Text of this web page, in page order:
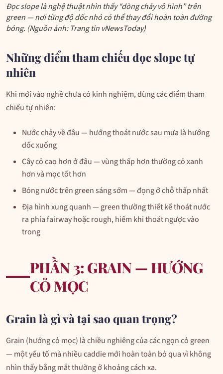
Đọc slope là nghệ thuật nhìn thấy “dòng chảy vô hình” trên
green — nơi từng độ dốc nhỏ có thể thay đổi hoàn toàn đường
bóng. (Nguồn ảnh: Trang tin vNewsToday)
Những điểm tham chiếu đọc slope tự
nhiên
Khi mới vào nghề chưa có kinh nghiệm, dùng các điểm tham
chiếu tự nhiên:
Nước chảy về đâu — hướng thoát nước sau mưa là hướng
dốc xuống
Cây cỏ cao hơn ở đâu — vùng thấp hơn thường cỏ xanh
hơn và mọc tốt hơn
Bóng nước trên green sáng sớm — đọng ở chỗ thấp nhất
Địa hình xung quanh — green thường thiết kế thoát nước
ra phía fairway hoặc rough, hiếm khi thoát ngược vào
trong
PHẦN 3: GRAIN — HƯỚNG
CỎ MỌC
Grain là gì và tại sao quan trọng?
Grain (hướng cỏ mọc) là chiều nghiêng của các ngọn cỏ green
— một yếu tố mà nhiều caddie mới hoàn toàn bỏ qua vì không
nhìn thấy bằng mắt thường ở khoảng cách xa.